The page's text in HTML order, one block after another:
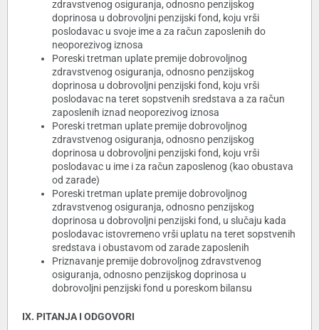
zdravstvenog osiguranja, odnosno penzijskog
doprinosa u dobrovoljni penzijski fond, koju vrši
poslodavac u svoje ime a za račun zaposlenih do
neoporezivog iznosa
Poreski tretman uplate premije dobrovoljnog
zdravstvenog osiguranja, odnosno penzijskog
doprinosa u dobrovoljni penzijski fond, koju vrši
poslodavac na teret sopstvenih sredstava a za račun
zaposlenih iznad neoporezivog iznosa
Poreski tretman uplate premije dobrovoljnog
zdravstvenog osiguranja, odnosno penzijskog
doprinosa u dobrovoljni penzijski fond, koju vrši
poslodavac u ime i za račun zaposlenog (kao obustava
od zarade)
Poreski tretman uplate premije dobrovoljnog
zdravstvenog osiguranja, odnosno penzijskog
doprinosa u dobrovoljni penzijski fond, u slučaju kada
poslodavac istovremeno vrši uplatu na teret sopstvenih
sredstava i obustavom od zarade zaposlenih
Priznavanje premije dobrovoljnog zdravstvenog
osiguranja, odnosno penzijskog doprinosa u
dobrovoljni penzijski fond u poreskom bilansu
IX. PITANJA I ODGOVORI